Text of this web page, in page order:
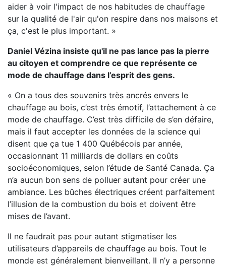
aider à voir l'impact de nos habitudes de chauffage
sur la qualité de l'air qu'on respire dans nos maisons et
ça, c'est le plus important. »
Daniel Vézina insiste qu'il ne pas lance pas la pierre
au citoyen et comprendre ce que représente ce
mode de chauffage dans l’esprit des gens.
« On a tous des souvenirs très ancrés envers le
chauffage au bois, c’est très émotif, l’attachement à ce
mode de chauffage. C’est très difficile de s’en défaire,
mais il faut accepter les données de la science qui
disent que ça tue 1 400 Québécois par année,
occasionnant 11 milliards de dollars en coûts
socioéconomiques, selon l’étude de Santé Canada. Ça
n’a aucun bon sens de polluer autant pour créer une
ambiance. Les bûches électriques créent parfaitement
l’illusion de la combustion du bois et doivent être
mises de l’avant.
Il ne faudrait pas pour autant stigmatiser les
utilisateurs d’appareils de chauffage au bois. Tout le
monde est généralement bienveillant. Il n’y a personne